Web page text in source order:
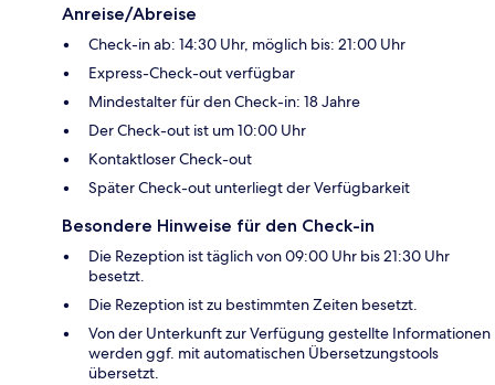
Anreise/Abreise
Check-in ab: 14:30 Uhr, möglich bis: 21:00 Uhr
Express-Check-out verfügbar
Mindestalter für den Check-in: 18 Jahre
Der Check-out ist um 10:00 Uhr
Kontaktloser Check-out
Später Check-out unterliegt der Verfügbarkeit
Besondere Hinweise für den Check-in
Die Rezeption ist täglich von 09:00 Uhr bis 21:30 Uhr
besetzt.
Die Rezeption ist zu bestimmten Zeiten besetzt.
Von der Unterkunft zur Verfügung gestellte Informationen
werden ggf. mit automatischen Übersetzungstools
übersetzt.